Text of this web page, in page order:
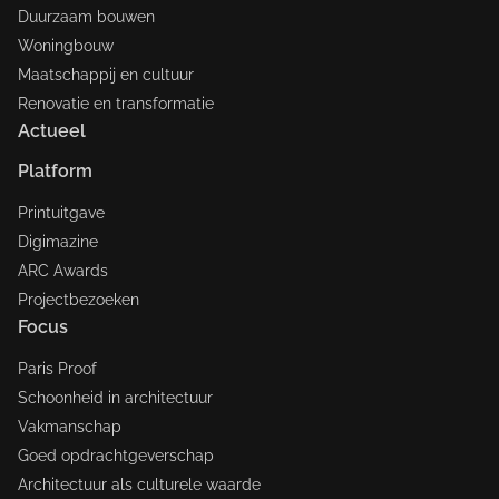
Duurzaam bouwen
Woningbouw
Maatschappij en cultuur
Renovatie en transformatie
Actueel
Platform
Printuitgave
Digimazine
ARC Awards
Projectbezoeken
Focus
Paris Proof
Schoonheid in architectuur
Vakmanschap
Goed opdrachtgeverschap
Architectuur als culturele waarde